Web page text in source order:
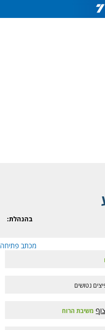
בהנהלת:
מכתב פתיחה
נטושים
משיבת הרוח